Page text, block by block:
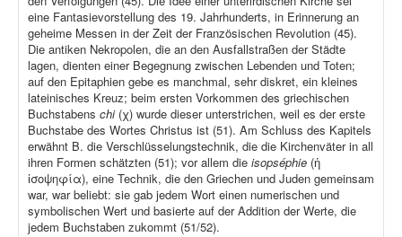
eine Fantasievorstellung des 19. Jahrhunderts, in Erinnerung an
geheime Messen in der Zeit der Französischen Revolution (45).
Die antiken Nekropolen, die an den Ausfallstraßen der Städte
lagen, dienten einer Begegnung zwischen Lebenden und Toten;
auf den Epitaphien gebe es manchmal, sehr diskret, ein kleines
lateinisches Kreuz; beim ersten Vorkommen des griechischen
Buchstabens chi (χ) wurde dieser unterstrichen, weil es der erste
Buchstabe des Wortes Christus ist (51). Am Schluss des Kapitels
erwähnt B. die Verschlüsselungstechnik, die die Kirchenväter in all
ihren Formen schätzten (51); vor allem die isopséphie (ἡ
ἰσοψηφία), eine Technik, die den Griechen und Juden gemeinsam
war, war beliebt: sie gab jedem Wort einen numerischen und
symbolischen Wert und basierte auf der Addition der Werte, die
jedem Buchstaben zukommt (51/52).